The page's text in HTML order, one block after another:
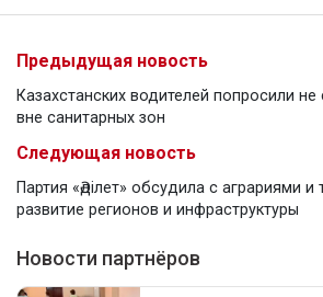
Предыдущая новость
Казахстанских водителей попросили
вне санитарных зон
Следующая новость
Партия «Әділет» обсудила с аграриями
развитие регионов и инфраструктуры